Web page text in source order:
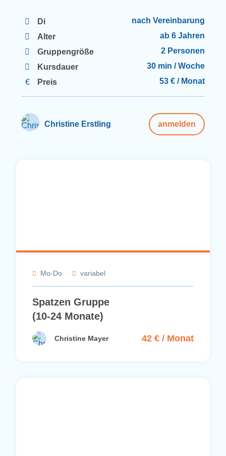
Di
nach Vereinbarung
Alter
ab 6 Jahren
Gruppengröße
2 Personen
Kursdauer
30 min / Woche
Preis
53 € / Monat
Christine Erstling anmelden
Mo-Do variabel
Spatzen Gruppe
(10-24 Monate)
Christine Mayer 42 € / Monat